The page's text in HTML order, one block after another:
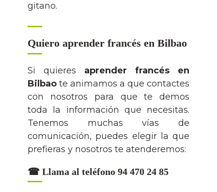
gitano.
Quiero aprender francés en Bilbao
Si quieres aprender francés en
Bilbaote animamos a que contactes
con nosotros para que te demos
toda la información que necesitas.
Tenemos muchas vías de
comunicación, puedes elegir la que
prefieras y nosotros te atenderemos:
☎ Llama al teléfono 94 470 24 85